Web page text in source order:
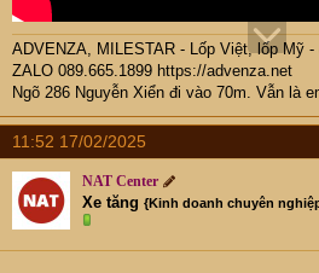
ADVENZA, MILESTAR - Lốp Việt, lốp Mỹ
ZALO 089.665.1899 https://advenza.net
Ngõ 286 Nguyễn Xiển đi vào 70m. Vẫn là
11:52 17/02/2025
NAT Center
Xe tăng {Kinh doanh chuyên